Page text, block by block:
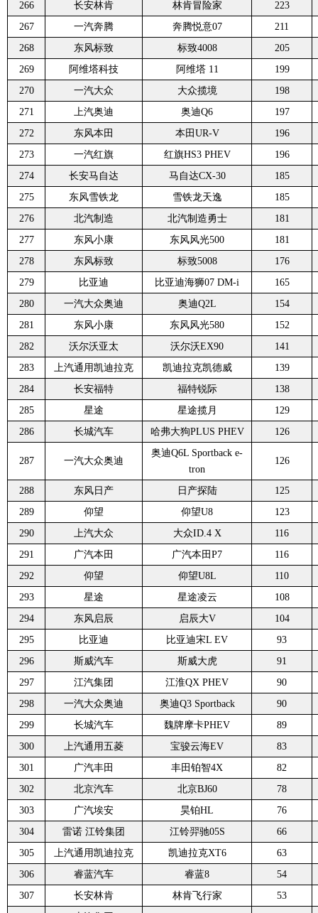
266
长安林肯 林肯冒险家
223
267
一汽奔腾 奔腾悦意07
211
268
东风标致 标致4008
205
269
阿维塔科技 阿维塔 11
199
270
一汽大众 大众揽境
198
271
上汽奥迪 奥迪Q6
197
272
东风本田 本田UR-V
196
273
一汽红旗 红旗HS3 PHEV
196
274
长安马自达 马自达CX-30
185
275
东风雪铁龙 雪铁龙天逸
185
276
北汽制造 北汽制造勇士
181
277
东风小康 东风风光500
181
278
东风标致 标致5008
176
279
比亚迪 比亚迪海狮07 DM-i
165
280
一汽大众奥迪 奥迪Q2L
154
281
东风小康 东风风光580
152
282
沃尔沃亚太 沃尔沃EX90
141
283
上汽通用凯迪拉克 凯迪拉克凯德威
139
284
长安福特 福特锐际
138
285
星途 星途揽月
129
286
长城汽车 哈弗大狗PLUS PHEV 126
287 一汽大众奥迪
奥迪Q6L Sportback e-
tron
126
288 东风日产 日产探陆
125
289
仰望 仰望U8
123
290
上汽大众 大众ID.4 X
116
291
广汽本田 广汽本田P7
116
292
仰望 仰望U8L
110
293
星途 星途凌云
108
294
东风启辰 启辰大V
104
295
比亚迪 比亚迪宋L EV
93
296
斯威汽车 斯威大虎
91
297
江汽集团 江淮QX PHEV
90
298
一汽大众奥迪 奥迪Q3 Sportback
90
299
长城汽车 魏牌摩卡PHEV
89
300
上汽通用五菱 宝骏云海EV
83
301
广汽丰田 丰田铂智4X
82
302
北京汽车 北京BJ60
78
303
广汽埃安 昊铂HL
76
304
雷诺 江铃集团 江铃羿驰05S
66
305
上汽通用凯迪拉克 凯迪拉克XT6
63
306
睿蓝汽车 睿蓝8
54
307
长安林肯 林肯飞行家
53